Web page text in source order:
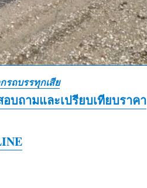
รถบรรทุกเสีย
บถามและเปรียบเทียบราคา